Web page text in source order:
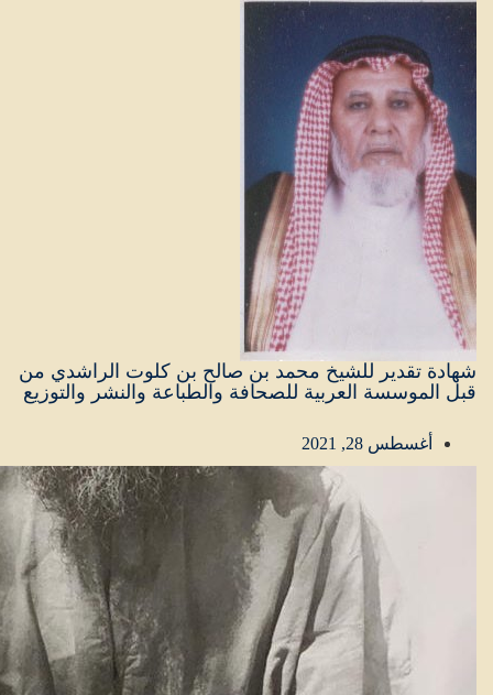
شهادة تقدير للشيخ محمد بن صالح بن كلوت الراشدي من
قبل الموسسة العربية للصحافة والطباعة والنشر والتوزيع
أغسطس 28, 2021